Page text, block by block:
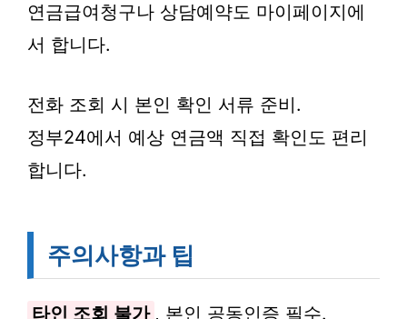
연금급여청구나 상담예약도 마이페이지에
서 합니다.
전화 조회 시 본인 확인 서류 준비.
정부24에서 예상 연금액 직접 확인도 편리
합니다.
주의사항과 팁
타인 조회 불가 , 본인 공동인증 필수.